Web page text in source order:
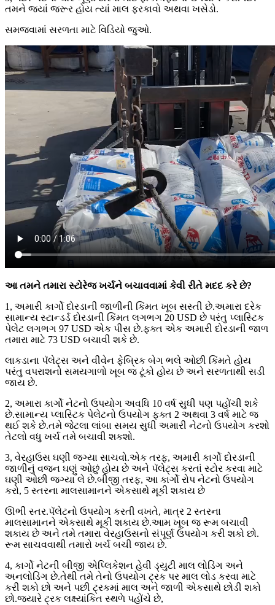
તમને જ્યાં જરૂર હોય ત્યાં માલ ફરકાવો અથવા ખસેડો.
સમજવામાં સરળતા માટે વિડિયો જુઓ.
આ તમને તમારા સ્ટોરેજ ખર્ચને બચાવવામાં કેવી રીતે મદદ કરે છે?
1, અમારી કાર્ગો દોરડાની જાળીની કિંમત ખૂબ સસ્તી છે.અમારા દરેક
સામાન્ય સ્ટાન્ડર્ડ દોરડાની કિંમત લગભગ 20 USD છે પરંતુ પ્લાસ્ટિક
પેલેટ લગભગ 97 USD એક પીસ છે.ફક્ત એક અમારી દોરડાની જાળ
તમારા માટે 73 USD બચાવી શકે છે.
લાકડાના પૅલેટ્સ અને વીવેન ફેબ્રિક બેગ ભલે ઓછી કિંમતે હોય
પરંતુ વપરાશનો સમયગાળો ખૂબ જ ટૂંકો હોય છે અને સરળતાથી સડી
જાય છે.
2, અમારા કાર્ગો નેટનો ઉપયોગ અવધિ 10 વર્ષ સુધી પણ પહોંચી શકે
છે.સામાન્ય પ્લાસ્ટિક પેલેટનો ઉપયોગ ફક્ત 2 અથવા 3 વર્ષ માટે જ
થઈ શકે છે.તમે જેટલા લાંબા સમય સુધી અમારી નેટનો ઉપયોગ કરશો
તેટલો વધુ ખર્ચ તમે બચાવી શકશો.
3, વેરહાઉસ ઘણી જગ્યા સાચવો.એક તરફ, અમારી કાર્ગો દોરડાની
જાળીનું વજન ઘણું ઓછું હોય છે અને પૅલેટ્સ કરતાં સ્ટોર કરવા માટે
ઘણી ઓછી જગ્યા લે છે.બીજી તરફ, આ કાર્ગો રોપ નેટનો ઉપયોગ
કરો, 5 સ્તરના માલસામાનને એકસાથે મૂકી શકાય છે
ઊભી સ્તર.પૅલેટનો ઉપયોગ કરતી વખતે, માત્ર 2 સ્તરના
માલસામાનને એકસાથે મૂકી શકાય છે.આમ ખૂબ જ રૂમ બચાવી
શકાય છે અને તમે તમારા વેરહાઉસનો સંપૂર્ણ ઉપયોગ કરી શકો છો.
રૂમ સાચવવાથી તમારો ખર્ચ બચી જાય છે.
4, કાર્ગો નેટની બીજી એપ્લિકેશન હેવી ડ્યુટી માલ લોડિંગ અને
અનલોડિંગ છે.તેથી તમે તેનો ઉપયોગ ટ્રક પર માલ લોડ કરવા માટે
કરી શકો છો અને પછી ટ્રકમાં માલ અને જાળી એકસાથે છોડી શકો
છો.જ્યારે ટ્રક લક્ષ્યાંકિત સ્થળે પહોંચે છે,